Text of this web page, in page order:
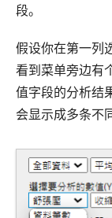
段。
假设你在第一列
看到菜单旁边有
值字段的分析结
会显示成多条不